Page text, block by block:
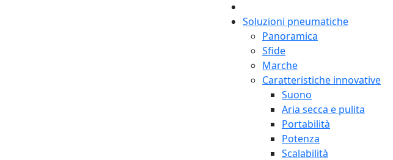
Soluzioni pneumatiche
Panoramica
Sfide
Marche
Caratteristiche innovative
Suono
Aria secca e pulita
Portabilità
Potenza
Scalabilità